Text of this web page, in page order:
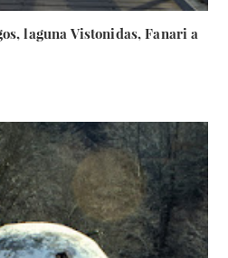
laguna Vistonidas, Fanari a